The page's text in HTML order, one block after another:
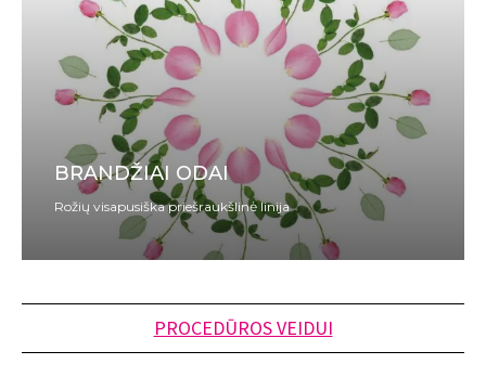
BRANDŽIAI ODAI
Rožių visapusiška priešraukšlinė linija
PROCEDŪROS VEIDUI